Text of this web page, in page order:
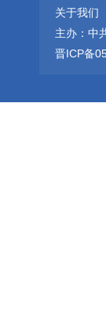
关于我们
主办：中
晋ICP备